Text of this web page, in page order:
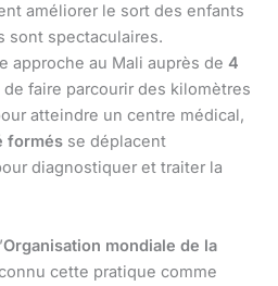
améliorer le sort des enfants
sont spectaculaires.
approche au Mali auprès de 4
faire parcourir des kilomètres
atteindre un centre médical,
formés se déplacent
diagnostiquer et traiter la
Organisation mondiale de la
cette pratique comme